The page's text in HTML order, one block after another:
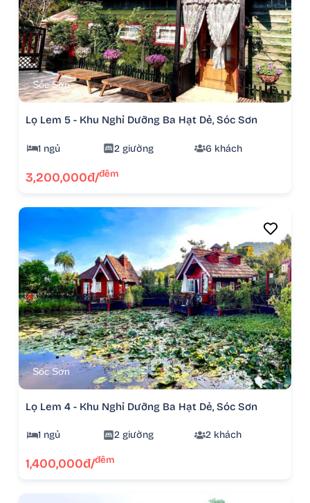
Sóc Sơn
Lọ Lem 5 - Khu Nghỉ Dưỡng Ba Hạt Dẻ, Sóc Sơn
1 ngủ 2 giường 6 khách
3,200,000đ/đêm
Sóc Sơn
Lọ Lem 4 - Khu Nghỉ Dưỡng Ba Hạt Dẻ, Sóc Sơn
1 ngủ 2 giường 2 khách
1,400,000đ/đêm